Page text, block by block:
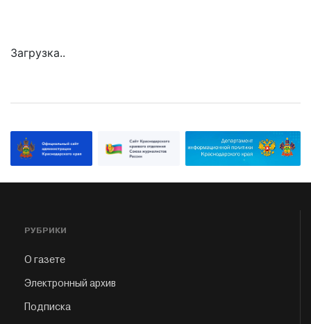
Загрузка..
РУБРИКИ
О газете
Электронный архив
Подписка